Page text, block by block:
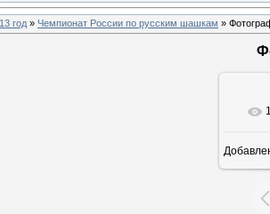
год » Чемпионат России по русским шашкам »